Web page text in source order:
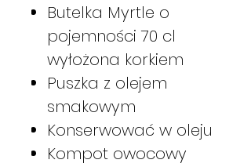
Butelka Myrtle o
pojemności 70 cl
wyłożona korkiem
Puszka z olejem
smakowym
Konserwować w oleju
Kompot owocowy